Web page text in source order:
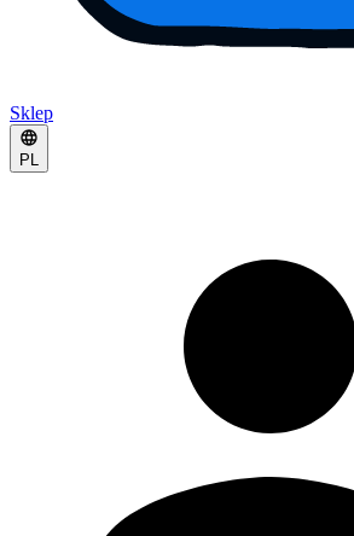
Sklep
PL